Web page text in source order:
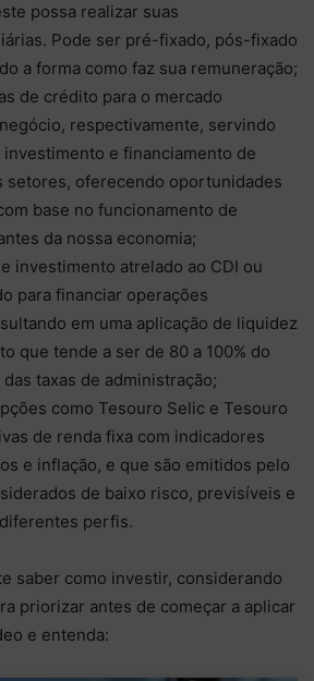
possa realizar suas
Pode ser pré-fixado, pós-fixado
a forma como faz sua remuneração;
de crédito para o mercado
respectivamente, servindo
investimento e financiamento de
setores, oferecendo oportunidades
base no funcionamento de
da nossa economia;
investimento atrelado ao CDI ou
para financiar operações
em uma aplicação de liquidez
que tende a ser de 80 a 100% do
taxas de administração;
como Tesouro Selic e Tesouro
de renda fixa com indicadores
e inflação, e que são emitidos pelo
de baixo risco, previsíveis e
perfis.
saber como investir, considerando
priorizar antes de começar a aplicar
e entenda: